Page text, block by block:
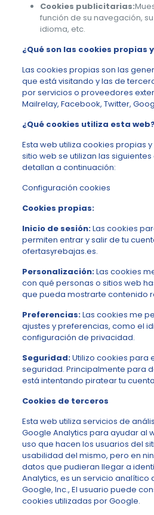
Cookies publicitarias:
función de su navegación,
idioma, etc.
¿Qué son las cookies propias
Las cookies propias son las
que está visitando y las de
por servicios o proveedores
Mailrelay, Facebook, Twitter,
¿Qué cookies utiliza esta
Esta web utiliza cookies propias
sitio web se utilizan las
detallan a continuación:
Configuración cookies
Cookies propias:
Inicio de sesión:Las cookies
permiten entrar y salir de tu
ofertasyrebajas.es.
Personalización:Las cookies
con qué personas o sitios web
que pueda mostrarte contenido
Preferencias:Las cookies me
ajustes y preferencias, como el
configuración de privacidad.
Seguridad:Utilizo cookies para
seguridad. Principalmente para
está intentando piratear tu
Cookies de terceros
Esta web utiliza servicios de
Google Analytics para ayudar al
uso que hacen los usuarios del
usabilidad del mismo, pero en
datos que pudieran llegar a
Analytics, es un servicio
Google, Inc., El usuario puede
cookies utilizadas por Google.